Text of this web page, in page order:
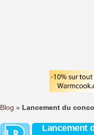
Blog » Lancement du
Lancement